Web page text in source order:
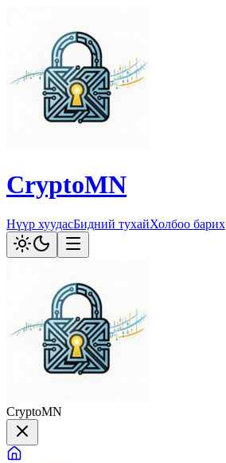
CryptoMN
Нүүр хуудасБидний тухайХолбоо барих
CryptoMN